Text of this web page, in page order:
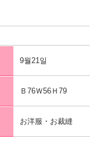
9월21일
Ｂ76Ｗ56Ｈ79
お洋服・お裁縫